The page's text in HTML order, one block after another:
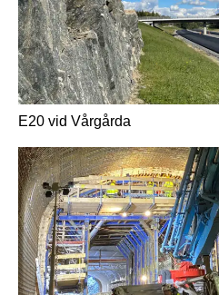
E20 vid Vårgårda